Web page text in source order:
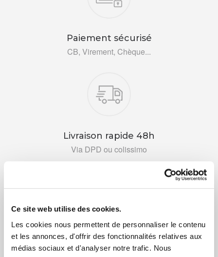
Ce site web utilise des cookies.
Les cookies nous permettent de personnaliser le contenu
et les annonces, d'offrir des fonctionnalités relatives aux
médias sociaux et d'analyser notre trafic. Nous
Paiement sécurisé
CB, Virement, Chèque...
Livraison rapide 48h
Via DPD ou colissimo
+ de 10 ans d'expertise
dans le photovoltaïque